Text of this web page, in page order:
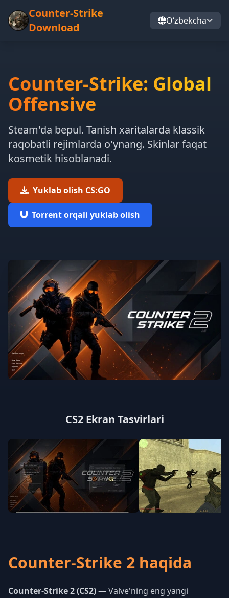
Counter-Strike
Download
Oʻzbekcha
Counter-Strike: Global
Offensive
Steam'da bepul. Tanish xaritalarda klassik
raqobatli rejimlarda o'ynang. Skinlar faqat
kosmetik hisoblanadi.
Yuklab olish CS:GO
Torrent orqali yuklab olish
CS2 Ekran Tasvirlari
Counter-Strike 2 haqida
Counter-Strike 2 (CS2)— Valve'ning eng yangi